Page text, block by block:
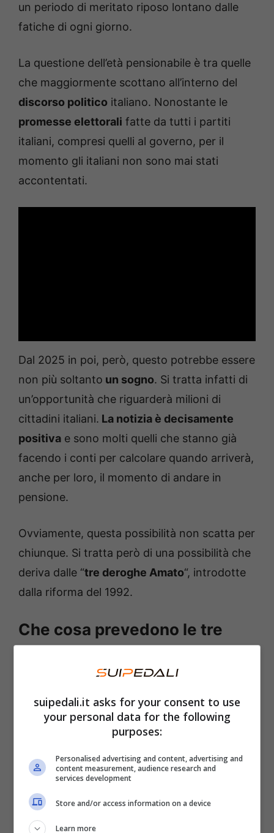
un periodo di meritato riposo lontano dalle
fatiche di ogni giorno.
La questione dell’età pensionabile è tra quelle
che maggiormente scottano all’interno del
discorso politico italiano. Nonostante le
promesse elettorali fatte da tutti i partiti
italiani, compresi quelli al governo, per il
momento gli italiani non sono mai stati
accontentati.
Dal 2025 in poi, però, questo potrebbe essere
non più soltanto un sogno. Si tratta infatti di
un’opportunità che riguarderà milioni di
cittadini italiani. La notizia è decisamente
positiva e sono molti quelli che stanno già
facendo i conti per calcolare quando arriverà,
anche per loro, il momento di andare in
pensione.
Ovviamente, questa possibilità non scatta per
chiunque. Si tratta però di una possibilità che
deriva dalle “tre deroghe Amato“, introdotte
dalla riforma del 1992.
Che cosa prevedono le tre
“deroghe Amato”
lontano 1992, è ancora valida. Essa ha
introdotto delleeccezioni al requisito
la pensione di vecchiaia. Al momento sono
tre le deroghe in vigore. La
riguarda chi ha autorizzato alla prosecuzione
volontaria entro il 31 dicembre 1992. La
suipedali.it asks for your consent to use
your personal data for the following
purposes:
Personalised advertising and content, advertising and
content measurement, audience research and
services development
Store and/or access information on a device
Learn more